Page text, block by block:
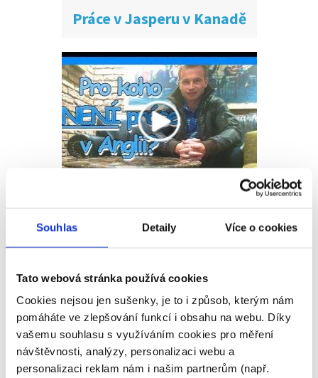
Souhlas Detaily Více o cookies
Tato webová stránka používá cookies
Cookies nejsou jen sušenky, je to i způsob, kterým nám
pomáháte ve zlepšování funkcí i obsahu na webu. Díky
vašemu souhlasu s využíváním cookies pro měření
návštěvnosti, analýzy, personalizaci webu a
personalizaci reklam nám i našim partnerům (např.
Práce v Jasperu v Kanadě
zahraničí vhodná?